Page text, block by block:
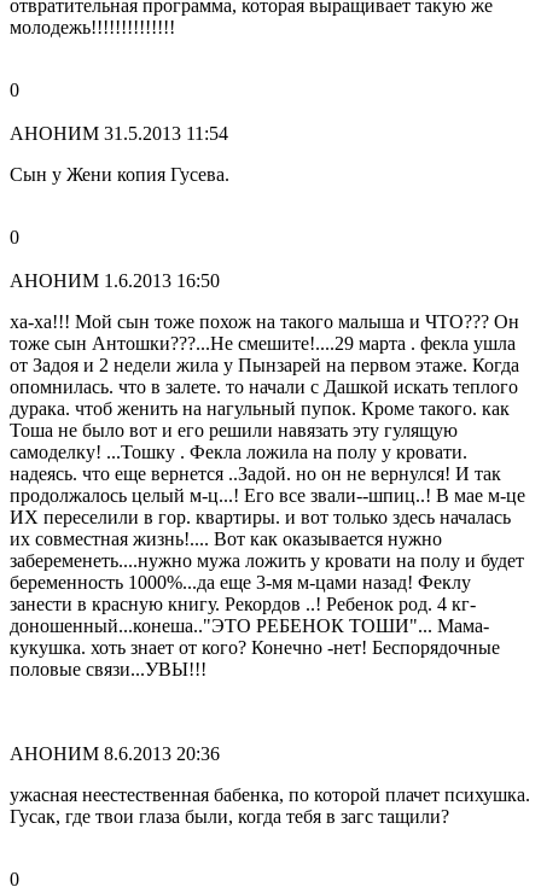
отвратительная программа, которая выращивает такую же
молодежь!!!!!!!!!!!!!!
0
АНОНИМ 31.5.2013 11:54
Сын у Жени копия Гусева.
0
АНОНИМ 1.6.2013 16:50
ха-ха!!! Мой сын тоже похож на такого малыша и ЧТО??? Он
тоже сын Антошки???...Не смешите!....29 марта . фекла ушла
от Задоя и 2 недели жила у Пынзарей на первом этаже. Когда
опомнилась. что в залете. то начали с Дашкой искать теплого
дурака. чтоб женить на нагульный пупок. Кроме такого. как
Тоша не было вот и его решили навязать эту гулящую
самоделку! ...Тошку . Фекла ложила на полу у кровати.
надеясь. что еще вернется ..Задой. но он не вернулся! И так
продолжалось целый м-ц...! Его все звали--шпиц..! В мае м-це
ИХ переселили в гор. квартиры. и вот только здесь началась
их совместная жизнь!.... Вот как оказывается нужно
забеременеть....нужно мужа ложить у кровати на полу и будет
беременность 1000%...да еще 3-мя м-цами назад! Феклу
занести в красную книгу. Рекордов ..! Ребенок род. 4 кг-
доношенный...конеша.."ЭТО РЕБЕНОК ТОШИ"... Мама-
кукушка. хоть знает от кого? Конечно -нет! Беспорядочные
половые связи...УВЫ!!!
АНОНИМ 8.6.2013 20:36
ужасная неестественная бабенка, по которой плачет психушка.
Гусак, где твои глаза были, когда тебя в загс тащили?
0